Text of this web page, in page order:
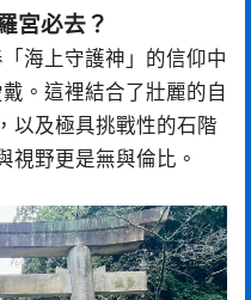
宮必去？
海上守護神」的信仰中
。這裡結合了壯麗的自
以及極具挑戰性的石階
視野更是無與倫比。